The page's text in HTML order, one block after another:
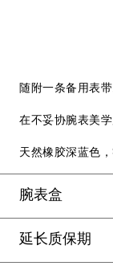
随附一条备用表带
在不妥协腕表美
天然橡胶深蓝色
腕表盒
延长质保期